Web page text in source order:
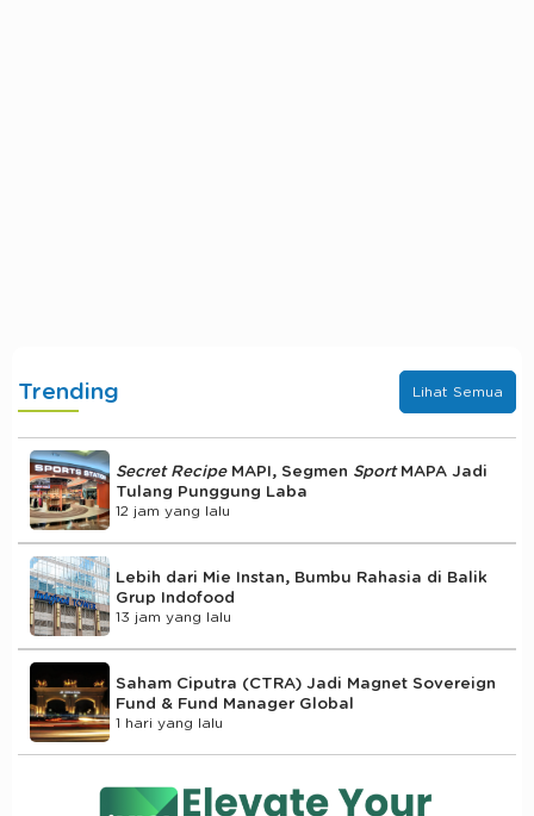
Trending Lihat Semua
Secret RecipeMAPI, Segmen Sport MAPA Jadi
Tulang Punggung Laba
12 jam yang lalu
Lebih dari Mie Instan, Bumbu Rahasia di Balik
Grup Indofood
13 jam yang lalu
Saham Ciputra (CTRA) Jadi Magnet Sovereign
Fund & Fund Manager Global
1 hari yang lalu